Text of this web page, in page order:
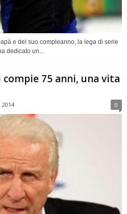
e del suo compleanno, la lega di serie
dedicato un...
75 anni, una vita
2014 0